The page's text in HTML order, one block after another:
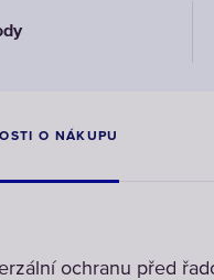
O NÁKUPU
ochranu před